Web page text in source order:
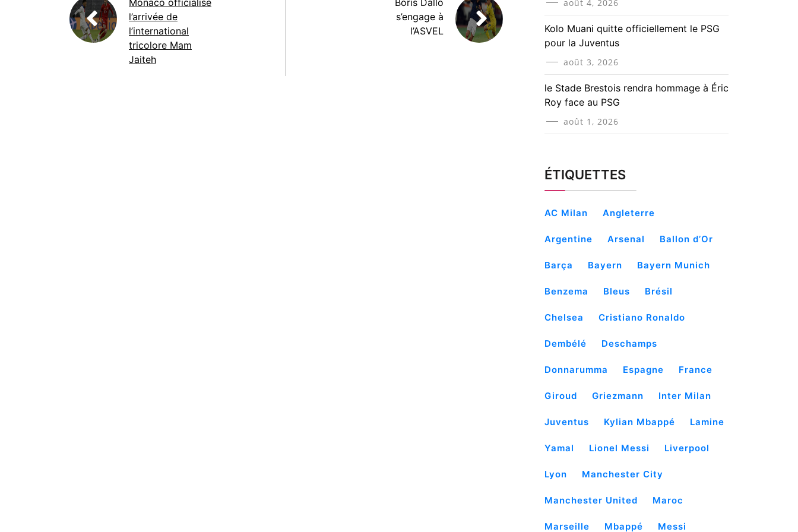
Monaco officialise
l’arrivée de
l’international
tricolore Mam
Jaiteh
Boris Dallo
s’engage à
l’ASVEL
août 4, 2026
Kolo Muani quitte officiellement le PSG
pour la Juventus
août 3, 2026
le Stade Brestois rendra hommage à Éric
Roy face au PSG
août 1, 2026
ÉTIQUETTES
AC Milan Angleterre
Argentine Arsenal Ballon d’Or
Barça Bayern Bayern Munich
Benzema Bleus Brésil
Chelsea Cristiano Ronaldo
Dembélé Deschamps
Donnarumma Espagne France
Giroud Griezmann Inter Milan
Juventus Kylian Mbappé Lamine
Yamal Lionel Messi Liverpool
Lyon Manchester City
Manchester United Maroc
Marseille Mbappé Messi